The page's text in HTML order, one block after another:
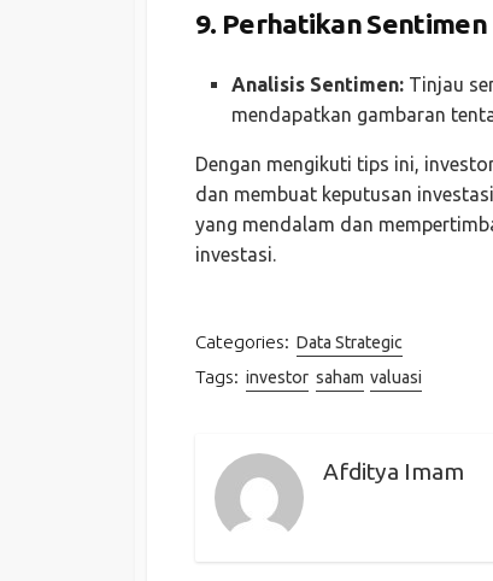
9. Perhatikan Sentimen
Analisis Sentimen: Tinjau
mendapatkan gambaran
Dengan mengikuti tips ini,
dan membuat keputusan
yang mendalam dan
investasi.
Categories: Data Strategic
Tags: investor saham valuasi
Afditya Imam